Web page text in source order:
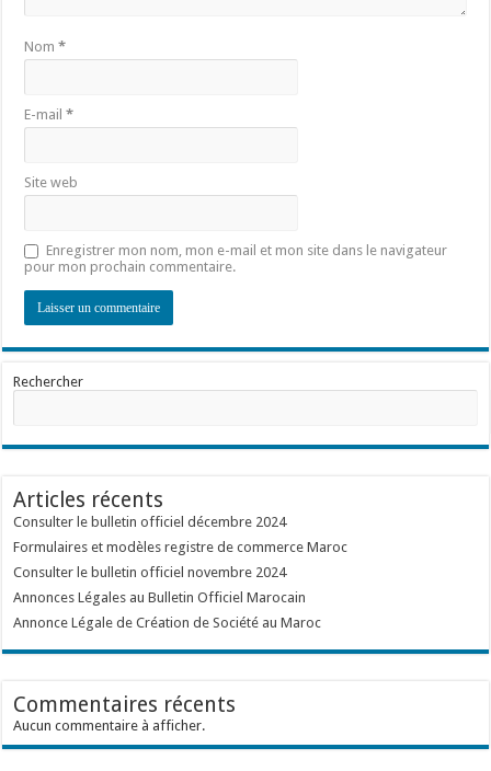
Nom*
E-mail*
Site web
Enregistrer mon nom, mon e-mail et mon site dans le navigateur
pour mon prochain commentaire.
Rechercher
Articles récents
Consulter le bulletin officiel décembre 2024
Formulaires et modèles registre de commerce Maroc
Consulter le bulletin officiel novembre 2024
Annonces Légales au Bulletin Officiel Marocain
Annonce Légale de Création de Société au Maroc
Commentaires récents
Aucun commentaire à afficher.